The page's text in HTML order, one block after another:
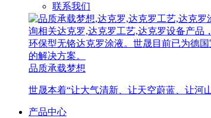
联系我们
品质承载梦想
世晟本着“让大气清新、让天空蔚蓝、让河
产品中心